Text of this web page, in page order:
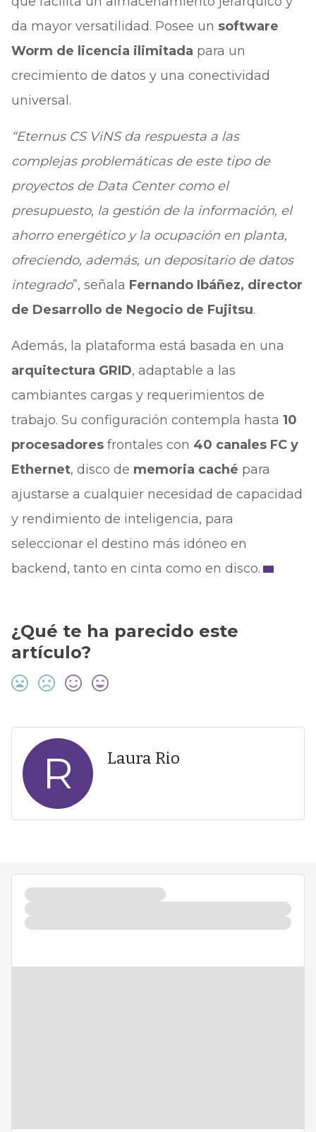
da mayor versatilidad. Posee un software
Worm de licencia ilimitada para un
crecimiento de datos y una conectividad
universal.
“Eternus CS ViNS da respuesta a las
complejas problemáticas de este tipo de
proyectos de Data Center como el
presupuesto, la gestión de la información, el
ahorro energético y la ocupación en planta,
ofreciendo, además, un depositario de datos
integrado”, señala Fernando Ibáñez, director
de Desarrollo de Negocio de Fujitsu.
Además, la plataforma está basada en una
arquitectura GRID, adaptable a las
cambiantes cargas y requerimientos de
trabajo. Su configuración contempla hasta 10
procesadoresfrontales con 40 canales FC y
Ethernet, disco de memoria caché para
ajustarse a cualquier necesidad de capacidad
y rendimiento de inteligencia, para
seleccionar el destino más idóneo en
backend, tanto en cinta como en disco.
¿Qué te ha parecido este
artículo?
R Laura Rio